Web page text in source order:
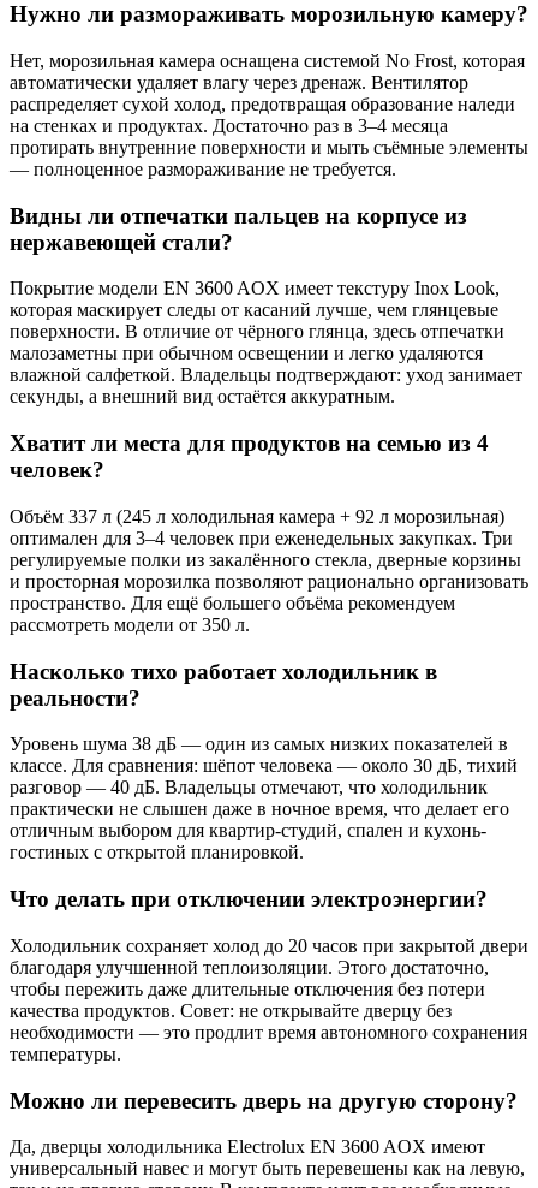
Нужно ли размораживать морозильную камеру?
Нет, морозильная камера оснащена системой No Frost, которая
автоматически удаляет влагу через дренаж. Вентилятор
распределяет сухой холод, предотвращая образование наледи
на стенках и продуктах. Достаточно раз в 3–4 месяца
протирать внутренние поверхности и мыть съёмные элементы
— полноценное размораживание не требуется.
Видны ли отпечатки пальцев на корпусе из
нержавеющей стали?
Покрытие модели EN 3600 AOX имеет текстуру Inox Look,
которая маскирует следы от касаний лучше, чем глянцевые
поверхности. В отличие от чёрного глянца, здесь отпечатки
малозаметны при обычном освещении и легко удаляются
влажной салфеткой. Владельцы подтверждают: уход занимает
секунды, а внешний вид остаётся аккуратным.
Хватит ли места для продуктов на семью из 4
человек?
Объём 337 л (245 л холодильная камера + 92 л морозильная)
оптимален для 3–4 человек при еженедельных закупках. Три
регулируемые полки из закалённого стекла, дверные корзины
и просторная морозилка позволяют рационально организовать
пространство. Для ещё большего объёма рекомендуем
рассмотреть модели от 350 л.
Насколько тихо работает холодильник в
реальности?
Уровень шума 38 дБ — один из самых низких показателей в
классе. Для сравнения: шёпот человека — около 30 дБ, тихий
разговор — 40 дБ. Владельцы отмечают, что холодильник
практически не слышен даже в ночное время, что делает его
отличным выбором для квартир-студий, спален и кухонь-
гостиных с открытой планировкой.
Что делать при отключении электроэнергии?
Холодильник сохраняет холод до 20 часов при закрытой двери
благодаря улучшенной теплоизоляции. Этого достаточно,
чтобы пережить даже длительные отключения без потери
качества продуктов. Совет: не открывайте дверцу без
необходимости — это продлит время автономного сохранения
температуры.
Можно ли перевесить дверь на другую сторону?
Да, дверцы холодильника Electrolux EN 3600 AOX имеют
универсальный навес и могут быть перевешены как на левую,